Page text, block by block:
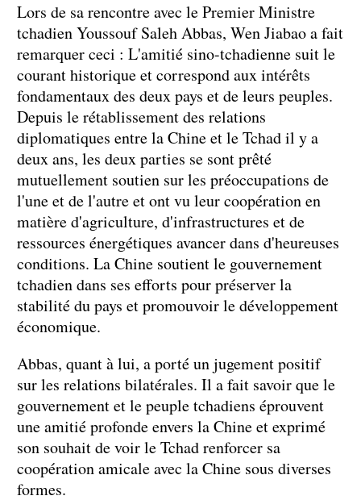
Lors de sa rencontre avec le Premier Ministre
tchadien Youssouf Saleh Abbas, Wen Jiabao a fait
remarquer ceci : L'amitié sino-tchadienne suit le
courant historique et correspond aux intérêts
fondamentaux des deux pays et de leurs peuples.
Depuis le rétablissement des relations
diplomatiques entre la Chine et le Tchad il y a
deux ans, les deux parties se sont prêté
mutuellement soutien sur les préoccupations de
l'une et de l'autre et ont vu leur coopération en
matière d'agriculture, d'infrastructures et de
ressources énergétiques avancer dans d'heureuses
conditions. La Chine soutient le gouvernement
tchadien dans ses efforts pour préserver la
stabilité du pays et promouvoir le développement
économique.
Abbas, quant à lui, a porté un jugement positif
sur les relations bilatérales. Il a fait savoir que le
gouvernement et le peuple tchadiens éprouvent
une amitié profonde envers la Chine et exprimé
son souhait de voir le Tchad renforcer sa
coopération amicale avec la Chine sous diverses
formes.